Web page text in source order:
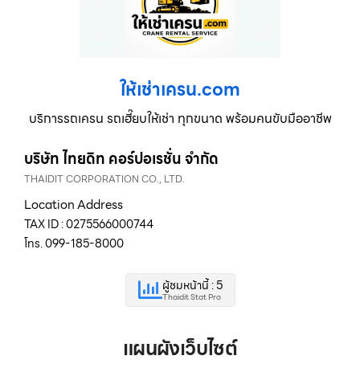
ให้เช่าเครน.com
บริการรถเครน รถเฮี๊ยบให้เช่า ทุกขนาด พร้อมคนขับมืออาชีพ
บริษัท ไทยดิท คอร์ปอเรชั่น จำกัด
THAIDIT CORPORATION CO., LTD.
Location Address
TAX ID : 0275566000744
โทร. 099-185-8000
ผู้ชมหน้านี้ : 5
Thaidit Stat Pro
แผนผังเว็บไซต์